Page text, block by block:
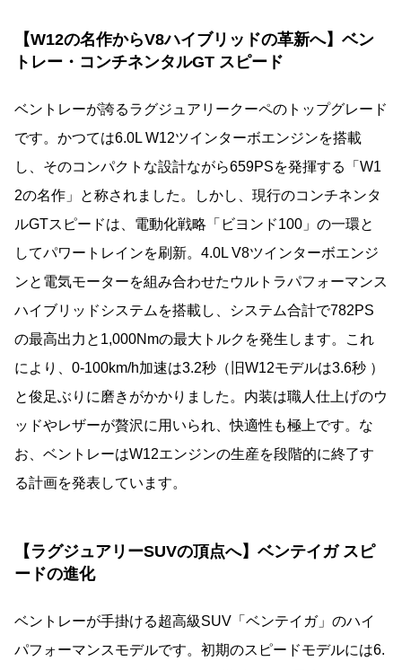
【W12の名作からV8ハイブリッドの革新へ】ベン
トレー・コンチネンタルGT スピード
ベントレーが誇るラグジュアリークーペのトップグレード
です。かつては6.0L W12ツインターボエンジンを搭載
し、そのコンパクトな設計ながら659PSを発揮する「W1
2の名作」と称されました。しかし、現行のコンチネンタ
ルGTスピードは、電動化戦略「ビヨンド100」の一環と
してパワートレインを刷新。4.0L V8ツインターボエンジ
ンと電気モーターを組み合わせたウルトラパフォーマンス
ハイブリッドシステムを搭載し、システム合計で782PS
の最高出力と1,000Nmの最大トルクを発生します。これ
により、0-100km/h加速は3.2秒（旧W12モデルは3.6秒 ）
と俊足ぶりに磨きがかかりました。内装は職人仕上げのウ
ッドやレザーが贅沢に用いられ、快適性も極上です。な
お、ベントレーはW12エンジンの生産を段階的に終了す
る計画を発表しています。
【ラグジュアリーSUVの頂点へ】ベンテイガ スピ
ードの進化
ベントレーが手掛ける超高級SUV「ベンテイガ」のハイ
パフォーマンスモデルです。初期のスピードモデルには6.